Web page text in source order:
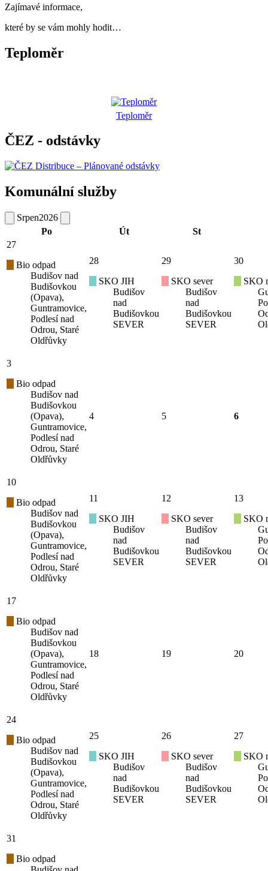
Zajímavé informace,
které by se vám mohly hodit…
Teploměr
Teploměr
ČEZ - odstávky
Komunální služby
Srpen2026
Po
Út
St
27
Bio odpad
Budišov nad
Budišovkou
(Opava),
Guntramovice,
Podlesí nad
Odrou, Staré
Oldřůvky
28
SKO JIH
Budišov
nad
Budišovkou
SEVER
29
SKO sever
Budišov
nad
Budišovkou
SEVER
30
SKO
3
Bio odpad
Budišov nad
Budišovkou
(Opava),
Guntramovice,
Podlesí nad
Odrou, Staré
Oldřůvky
4 5 6
10
Bio odpad
Budišov nad
Budišovkou
(Opava),
Guntramovice,
Podlesí nad
Odrou, Staré
Oldřůvky
11
SKO JIH
Budišov
nad
Budišovkou
SEVER
12
SKO sever
Budišov
nad
Budišovkou
SEVER
13
SKO
17
Bio odpad
Budišov nad
Budišovkou
(Opava),
Guntramovice,
Podlesí nad
Odrou, Staré
Oldřůvky
18 19 20
24
Bio odpad
Budišov nad
Budišovkou
(Opava),
Guntramovice,
Podlesí nad
Odrou, Staré
Oldřůvky
25
SKO JIH
Budišov
nad
Budišovkou
SEVER
26
SKO sever
Budišov
nad
Budišovkou
SEVER
27
SKO
31
Bio odpad